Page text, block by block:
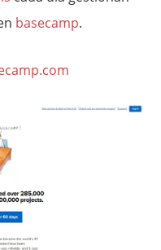
basecamp.